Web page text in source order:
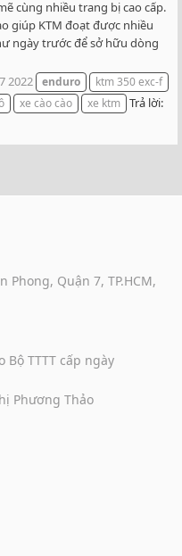
cùng nhiều trang bị cao cấp.
giúp KTM đoạt được nhiều
ngày trước để sở hữu dòng
2022 enduro
ktm 350 exc-f
xe cào cào xe ktm Trả lời:
Phong, Quận 7, TP.HCM,
Bộ TTTT cấp ngày
Phương Thảo